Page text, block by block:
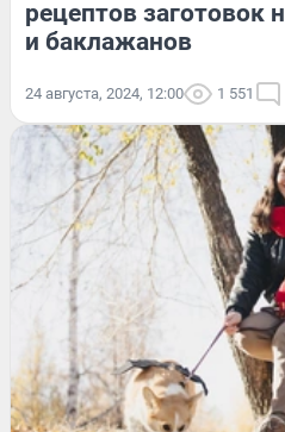
рецептов заготовок
и баклажанов
24 августа, 2024, 12:00 1 551